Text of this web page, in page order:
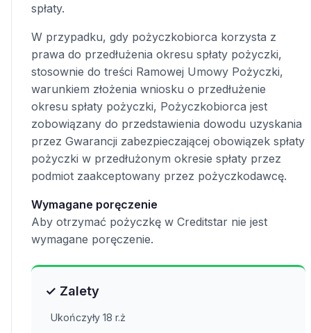
spłaty.
W przypadku, gdy pożyczkobiorca korzysta z
prawa do przedłużenia okresu spłaty pożyczki,
stosownie do treści Ramowej Umowy Pożyczki,
warunkiem złożenia wniosku o przedłużenie
okresu spłaty pożyczki, Pożyczkobiorca jest
zobowiązany do przedstawienia dowodu uzyskania
przez Gwarancji zabezpieczającej obowiązek spłaty
pożyczki w przedłużonym okresie spłaty przez
podmiot zaakceptowany przez pożyczkodawcę.
Wymagane poręczenie
Aby otrzymać pożyczkę w Creditstar nie jest
wymagane poręczenie.
✓ Zalety
Ukończyły 18 r.ż